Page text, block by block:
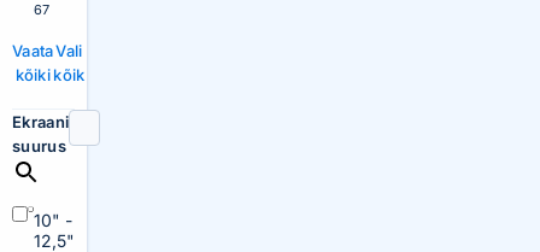
67
Vaata
kõiki
Vali
kõik
Ekraani
suurus
10" -
12,5"